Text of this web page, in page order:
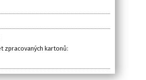
zpracovaných kartonů: